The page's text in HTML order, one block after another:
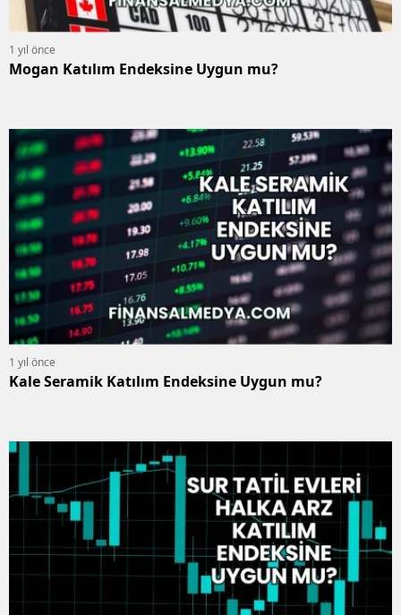
1 yıl önce
Mogan Katılım Endeksine Uygun mu?
1 yıl önce
Kale Seramik Katılım Endeksine Uygun mu?